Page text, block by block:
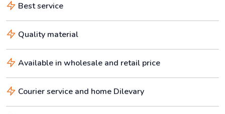
Best service
Quality material
Available in wholesale and retail price
Courier service and home Dilevary